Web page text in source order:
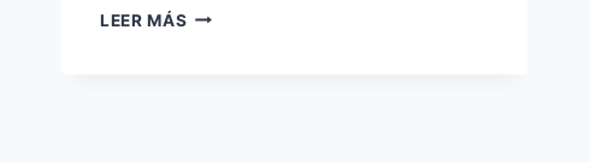
LEER MÁS GNOMOS